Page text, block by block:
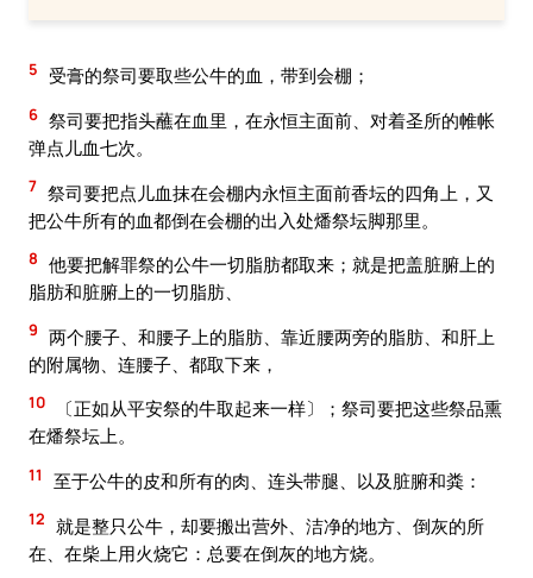
5 受膏的祭司要取些公牛的血，带到会棚；
6 祭司要把指头蘸在血里，在永恒主面前、对着圣所的帷帐
弹点儿血七次。
7 祭司要把点儿血抹在会棚内永恒主面前香坛的四角上，又
把公牛所有的血都倒在会棚的出入处燔祭坛脚那里。
8 他要把解罪祭的公牛一切脂肪都取来；就是把盖脏腑上的
脂肪和脏腑上的一切脂肪、
9 两个腰子、和腰子上的脂肪、靠近腰两旁的脂肪、和肝上
的附属物、连腰子、都取下来，
10
〔正如从平安祭的牛取起来一样〕；祭司要把这些祭品熏
在燔祭坛上。
11 至于公牛的皮和所有的肉、连头带腿、以及脏腑和粪：
12 就是整只公牛，却要搬出营外、洁净的地方、倒灰的所
在、在柴上用火烧它：总要在倒灰的地方烧。